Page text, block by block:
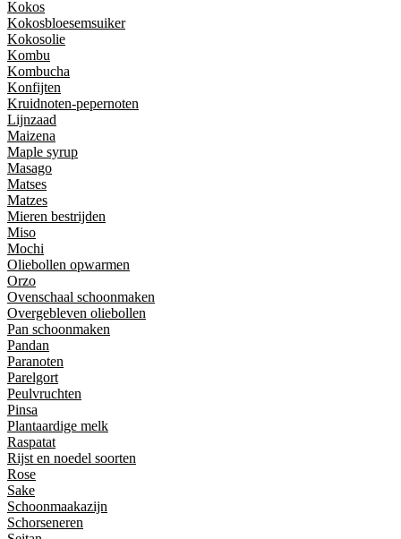
Kokos
Kokosbloesemsuiker
Kokosolie
Kombu
Kombucha
Konfijten
Kruidnoten-pepernoten
Lijnzaad
Maizena
Maple syrup
Masago
Matses
Matzes
Mieren bestrijden
Miso
Mochi
Oliebollen opwarmen
Orzo
Ovenschaal schoonmaken
Overgebleven oliebollen
Pan schoonmaken
Pandan
Paranoten
Parelgort
Peulvruchten
Pinsa
Plantaardige melk
Raspatat
Rijst en noedel soorten
Rose
Sake
Schoonmaakazijn
Schorseneren